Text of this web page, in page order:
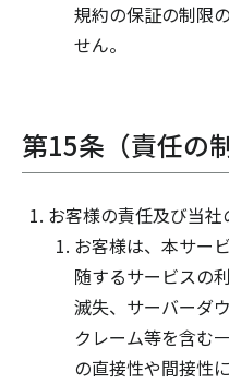
規約の保証の制限
せん。
第15条（責任の
お客様の責任及び当社
お客様は、本サー
随するサービスの
滅失、サーバーダ
クレーム等を含む
の直接性や間接性